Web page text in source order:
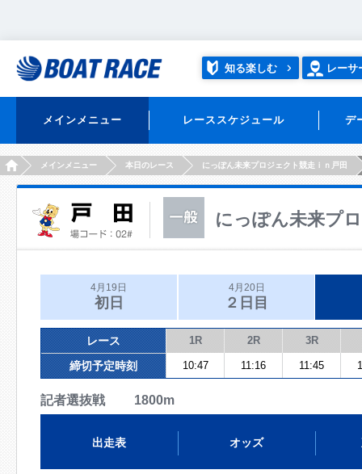
知る楽しむ レーサ
メインメニュー レーススケジュール デ
HOMEメインメニュー 本日のレース にっぽん未来プロジェクト競走ｉｎ戸田
にっぽん未来プ
4月19日
初日
4月20日
２日目
レース 1R 2R 3R
締切予定時刻 10:47 11:16 11:45
記者選抜戦 1800m
出走表 オッズ